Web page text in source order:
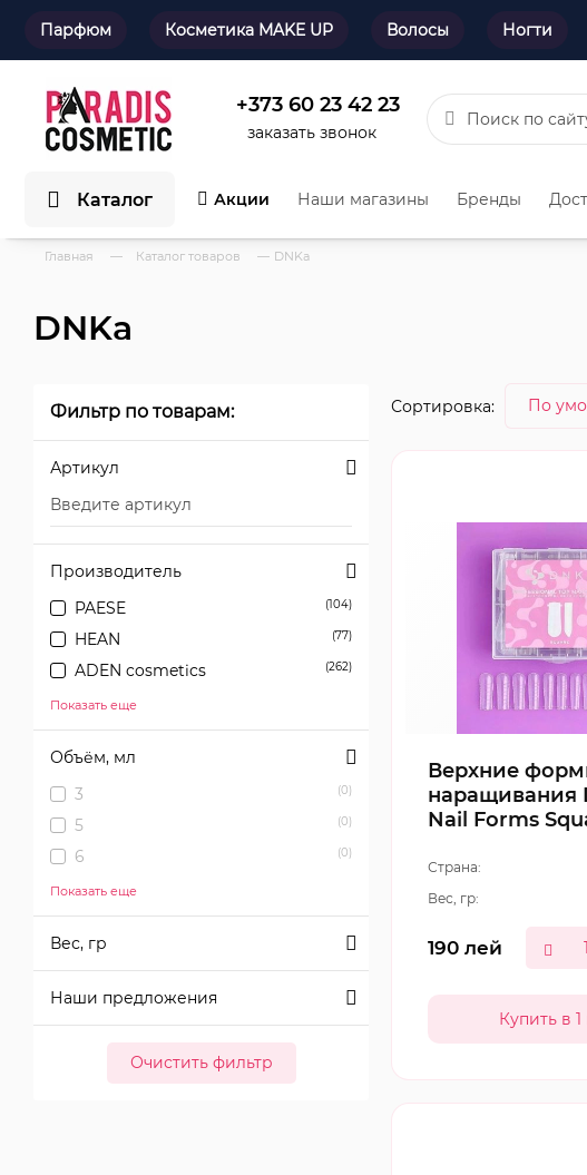
Парфюм Косметика MAKE UP Волосы Ногти
+373 60 23 42 23
заказать звонок
Каталог Акции Наши магазины Бренды
Главная — Каталог товаров — DNKa
DNKa
Фильтр по товарам:
Артикул
Производитель
PAESE
(104)
HEAN (77)
ADEN cosmetics (262)
Показать еще
Объём, мл
3
(0)
5 (0)
6 (0)
Показать еще
Вес, гр
Наши предложения
Очистить фильтр
Сортировка:
Верхние
наращивания
Nail Forms
Страна:
Вес, гр:
190 лей